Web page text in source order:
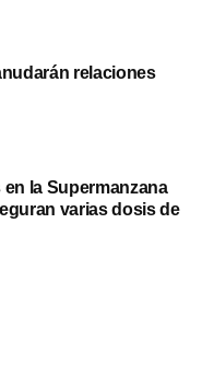
relaciones
la Supermanzana
varias dosis de